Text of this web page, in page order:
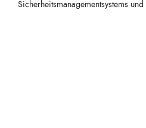
Sicherheitsmanagementsystems und